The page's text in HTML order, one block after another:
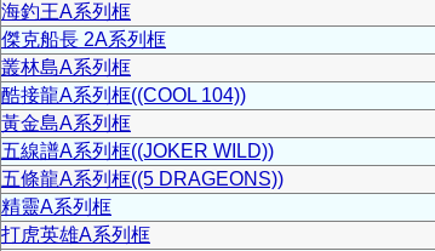
海釣王A系列框
傑克船長 2A系列框
叢林島A系列框
酷接龍A系列框((COOL 104))
黃金島A系列框
五線譜A系列框((JOKER WILD))
五條龍A系列框((5 DRAGEONS))
精靈A系列框
打虎英雄A系列框